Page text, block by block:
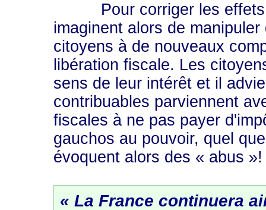
Pour corriger les effets
imaginent alors de
citoyens à de nouveaux
libération fiscale. Les
sens de leur intérêt et il
contribuables parviennent
fiscales à ne pas payer
gauchos au pouvoir, quel
évoquent alors des « abus »!
« La France continuera